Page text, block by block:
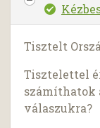
Tisztelt
Tisztelettel
számíthatok
válaszukra?